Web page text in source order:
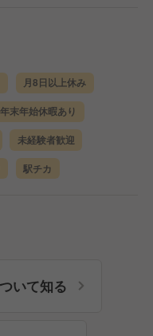
月8日以上休み
年末年始休暇あり
未経験者歓迎
駅チカ
いて知る